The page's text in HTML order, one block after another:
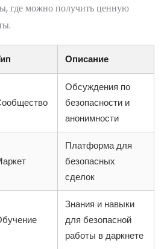
где можно получить ценную
Описание
Обсуждения по
безопасности и
анонимности
Платформа для
безопасных
сделок
Знания и навыки
для безопасной
работы в даркнете